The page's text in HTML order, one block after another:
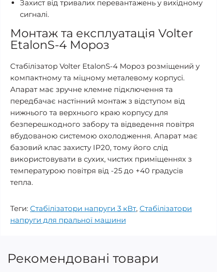
Захист від тривалих перевантажень у вихідному
сигналі.
Монтаж та експлуатація Volter
EtalonS-4 Мороз
Стабілізатор Volter EtalonS-4 Мороз розміщений у
компактному та міцному металевому корпусі.
Апарат має зручне клемне підключення та
передбачає настінний монтаж з відступом від
нижнього та верхнього краю корпусу для
безперешкодного забору та відведення повітря
вбудованою системою охолодження. Апарат має
базовий клас захисту IP20, тому його слід
використовувати в сухих, чистих приміщеннях з
температурою повітря від -25 до +40 градусів
тепла.
Теги: Стабілізатори напруги 3 кВт, Стабілізатори
напруги для пральної машини
Рекомендовані товари